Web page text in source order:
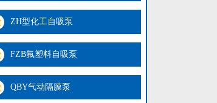
ZH型化工自吸泵
FZB氟塑料自吸泵
QBY气动隔膜泵